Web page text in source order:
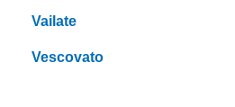
Vailate
Vescovato